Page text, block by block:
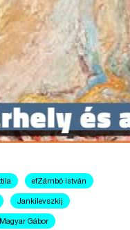
efZámbó István
Jankilevszkij
Magyar Gábor